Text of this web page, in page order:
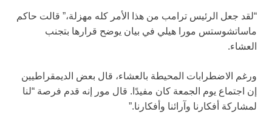
“لقد جعل الرئيس ترامب من هذا الأمر كله مهزلة،” قالت حاكم
ماساتشوستس مورا هيلي في بيان يوضح قرارها بتجنب
العشاء.
ورغم الاضطرابات المحيطة بالعشاء، قال بعض الديمقراطيين
إن اجتماع يوم الجمعة كان مفيدًا. قال مور إنه قدم فرصة “لنا
لمشاركة أفكارنا وآرائنا وأفكارنا.”